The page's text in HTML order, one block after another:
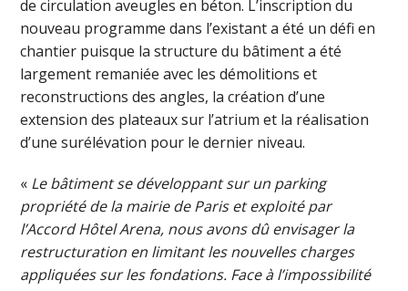
de circulation aveugles en béton. L’inscription du
nouveau programme dans l’existant a été un défi en
chantier puisque la structure du bâtiment a été
largement remaniée avec les démolitions et
reconstructions des angles, la création d’une
extension des plateaux sur l’atrium et la réalisation
d’une surélévation pour le dernier niveau.
« Le bâtiment se développant sur un parking
propriété de la mairie de Paris et exploité par
l’Accord Hôtel Arena, nous avons dû envisager la
restructuration en limitant les nouvelles charges
appliquées sur les fondations. Face à l’impossibilité